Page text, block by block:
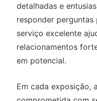
detalhadas e
responder
serviço excelente
relacionamentos
em potencial.
Em cada exposição,